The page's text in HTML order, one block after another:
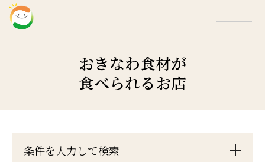
おきなわ食材が
食べられるお店
条件を入力して検索